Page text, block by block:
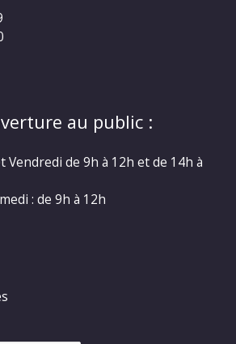
au public :
Vendredi de 9h à 12h et de 14h à
: de 9h à 12h